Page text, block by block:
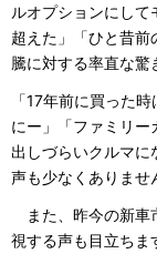
ルオプションにし
超えた」「ひと昔
騰に対する率直な驚
「17年前に買った
にー」「ファミリ
出しづらいクルマに
声も少なくありませ
また、昨今の新車
視する声も目立ちま